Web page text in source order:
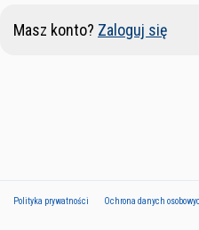
Masz konto? Zaloguj się
Polityka prywatności Ochrona danych